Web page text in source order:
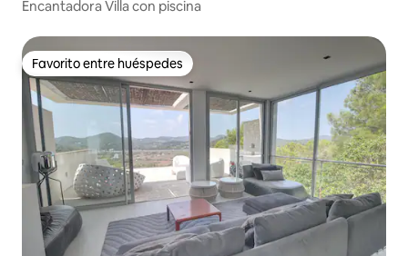
Encantadora Villa con piscina
Favorito entre huéspedes
Favorito entre huéspedes